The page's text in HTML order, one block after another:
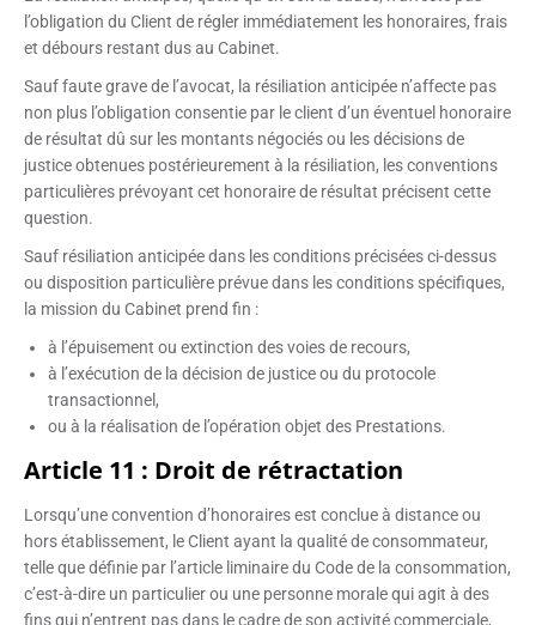
l’obligation du Client de régler immédiatement les honoraires, frais
et débours restant dus au Cabinet.
Sauf faute grave de l’avocat, la résiliation anticipée n’affecte pas
non plus l’obligation consentie par le client d’un éventuel honoraire
de résultat dû sur les montants négociés ou les décisions de
justice obtenues postérieurement à la résiliation, les conventions
particulières prévoyant cet honoraire de résultat précisent cette
question.
Sauf résiliation anticipée dans les conditions précisées ci-dessus
ou disposition particulière prévue dans les conditions spécifiques,
la mission du Cabinet prend fin :
à l’épuisement ou extinction des voies de recours,
à l’exécution de la décision de justice ou du protocole
transactionnel,
ou à la réalisation de l’opération objet des Prestations.
Article 11 : Droit de rétractation
Lorsqu’une convention d’honoraires est conclue à distance ou
hors établissement, le Client ayant la qualité de consommateur,
telle que définie par l’article liminaire du Code de la consommation,
c’est-à-dire un particulier ou une personne morale qui agit à des
fins qui n’entrent pas dans le cadre de son activité commerciale,